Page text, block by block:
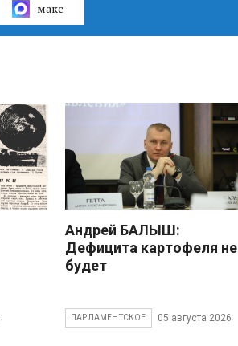
макс
Андрей БАЛЫШ:
Дефицита картофеля не
будет
ПАРЛАМЕНТСКОЕ 05 августа 2026